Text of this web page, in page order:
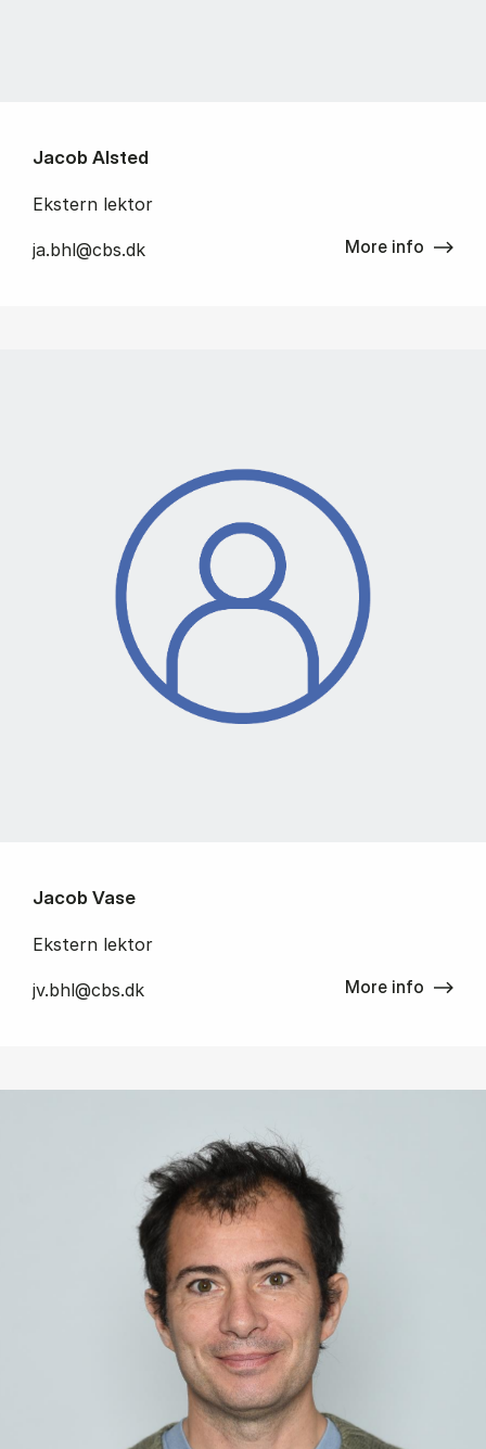
Jacob Alsted
Ekstern lektor
ja.bhl@cbs.dk More info
Jacob Vase
Ekstern lektor
jv.bhl@cbs.dk More info